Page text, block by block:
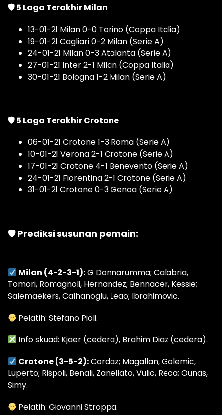
🛡 5 Laga Terakhir Milan
13-01-21 Milan 0-0 Torino (Coppa Italia)
19-01-21 Cagliari 0-2 Milan (Serie A)
24-01-21 Milan 0-3 Atalanta (Serie A)
27-01-21 Inter 2-1 Milan (Coppa Italia)
30-01-21 Bologna 1-2 Milan (Serie A)
🛡 5 Laga Terakhir Crotone
06-01-21 Crotone 1-3 Roma (Serie A)
10-01-21 Verona 2-1 Crotone (Serie A)
17-01-21 Crotone 4-1 Benevento (Serie A)
24-01-21 Fiorentina 2-1 Crotone (Serie A)
31-01-21 Crotone 0-3 Genoa (Serie A)
🛡 Prediksi susunan pemain:
Milan (4-2-3-1):G Donnarumma; Calabria,
Tomori, Romagnoli, Hernandez; Bennacer, Kessie;
Salemaekers, Calhanoglu, Leao; Ibrahimovic.
Pelatih: Stefano Pioli.
Info skuad: Kjaer (cedera), Brahim Diaz (cedera).
Crotone (3-5-2):Cordaz; Magallan, Golemic,
Luperto; Rispoli, Benali, Zanellato, Vulic, Reca; Ounas,
Simy.
Pelatih: Giovanni Stroppa.